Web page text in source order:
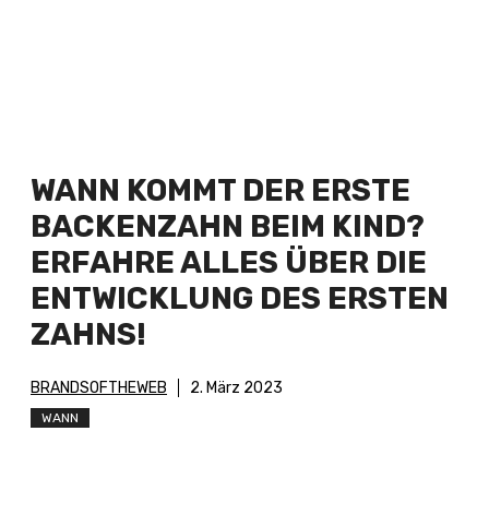
WANN KOMMT DER ERSTE
BACKENZAHN BEIM KIND?
ERFAHRE ALLES ÜBER DIE
ENTWICKLUNG DES ERSTEN
ZAHNS!
BRANDSOFTHEWEB 2. März 2023
WANN